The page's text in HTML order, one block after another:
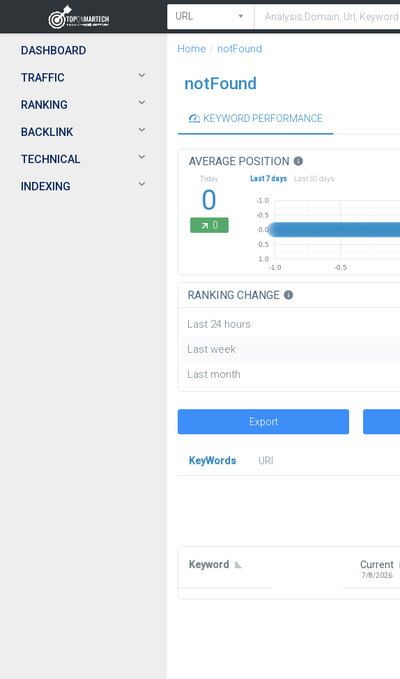
DASHBOARD
TRAFFIC
RANKING
BACKLINK
TECHNICAL
INDEXING
Home notFound
notFound
KEYWORD PERFORMANCE
AVERAGE POSITION info
Today
0
0
Last 7 days Last 30 days
-1.0 -0.5
-1.0
-0.5
0.0
0.5
1.0
RANKING CHANGE info
Last 24 hours
Last week
Last month
Export
KeyWords
URl
Keyword Current
7/8/2026